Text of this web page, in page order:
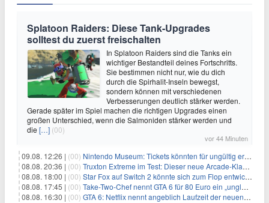
Splatoon Raiders: Diese Tank-Upgrades
solltest du zuerst freischalten
In Splatoon Raiders sind die Tanks ein
wichtiger Bestandteil deines Fortschritts.
Sie bestimmen nicht nur, wie du dich
durch die Spirhalit-Inseln bewegst,
sondern können mit verschiedenen
Verbesserungen deutlich stärker werden.
Gerade später im Spiel machen die richtigen Upgrades einen
großen Unterschied, wenn die Salmoniden stärker werden und
die […] (00)
vor 44 Minuten
09.08. 12:26 | (00) Nintendo Museum: Tickets könnten für ungültig erklärt werden!
08.08. 20:36 | (00) Truxton Extreme im Test: Dieser neue Arcade-Klassiker verzeiht dir gar nichts
08.08. 18:00 | (00) Star Fox auf Switch 2 könnte sich zum Flop entwickeln
08.08. 17:45 | (00) Take-Two-Chef nennt GTA 6 für 80 Euro ein „unglaubliches Schnäppchen“
08.08. 16:30 | (00) GTA 6: Netflix nennt angeblich Laufzeit der neuen Gameplay-Präsentation